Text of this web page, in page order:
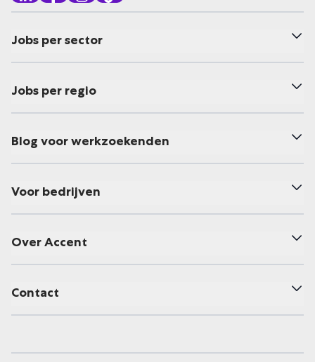
Jobs per sector
Jobs per regio
Blog voor werkzoekenden
Voor bedrijven
Over Accent
Contact